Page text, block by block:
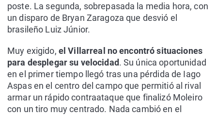
poste. La segunda, sobrepasada la media hora, con
un disparo de Bryan Zaragoza que desvió el
brasileño Luiz Júnior.
Muy exigido, el Villarreal no encontró situaciones
para desplegar su velocidad. Su única oportunidad
en el primer tiempo llegó tras una pérdida de Iago
Aspas en el centro del campo que permitió al rival
armar un rápido contraataque que finalizó Moleiro
con un tiro muy centrado. Nada cambió en el